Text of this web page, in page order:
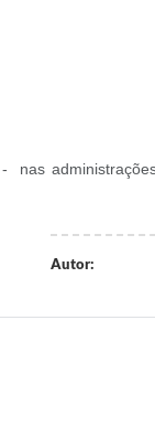
Autor: